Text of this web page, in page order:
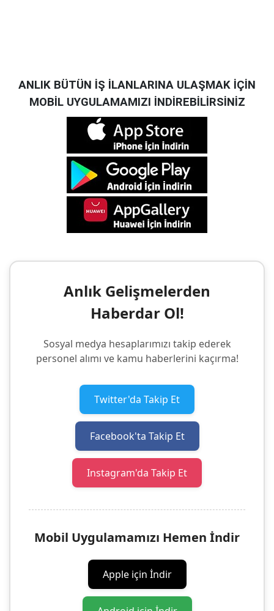
ANLIK BÜTÜN İŞ İLANLARINA ULAŞMAK İÇİN
MOBİL UYGULAMAMIZI İNDİREBİLİRSİNİZ
Anlık Gelişmelerden
Haberdar Ol!
Sosyal medya hesaplarımızı takip ederek
personel alımı ve kamu haberlerini kaçırma!
Twitter'da Takip Et
Facebook'ta Takip Et
Instagram'da Takip Et
Mobil Uygulamamızı Hemen İndir
Apple için İndir